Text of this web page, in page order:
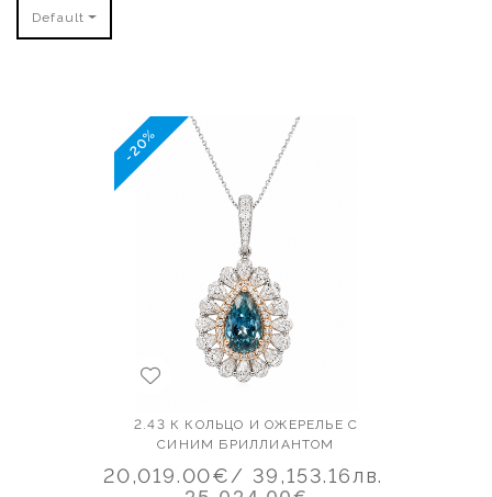
Default
-20%
2.43 К КОЛЬЦО И ОЖЕРЕЛЬЕ С
СИНИМ БРИЛЛИАНТОМ
20,019.00€/ 39,153.16лв.